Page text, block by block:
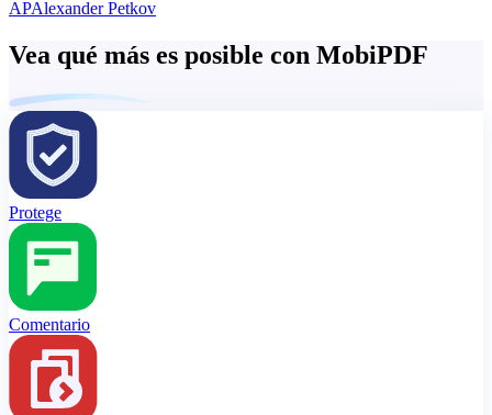
APAlexander Petkov
Vea qué más es posible con MobiPDF
Protege
Comentario